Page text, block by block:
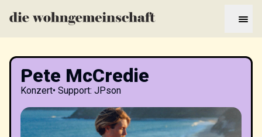
Pete McCredie
Konzert• Support: JPson